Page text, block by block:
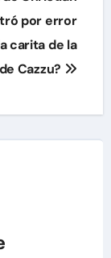
por error
carita de la
Cazzu?